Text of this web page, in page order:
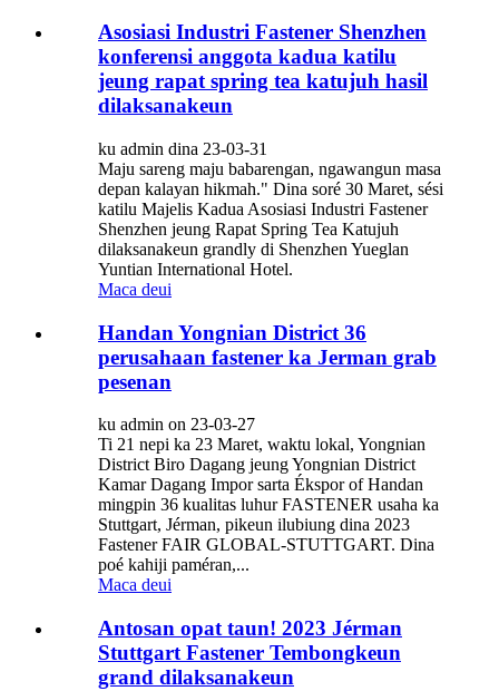
Asosiasi Industri Fastener Shenzhen
konferensi anggota kadua katilu
jeung rapat spring tea katujuh hasil
dilaksanakeun
ku admin dina 23-03-31
Maju sareng maju babarengan, ngawangun masa
depan kalayan hikmah." Dina soré 30 Maret, sési
katilu Majelis Kadua Asosiasi Industri Fastener
Shenzhen jeung Rapat Spring Tea Katujuh
dilaksanakeun grandly di Shenzhen Yueglan
Yuntian International Hotel.
Maca deui
Handan Yongnian District 36
perusahaan fastener ka Jerman grab
pesenan
ku admin on 23-03-27
Ti 21 nepi ka 23 Maret, waktu lokal, Yongnian
District Biro Dagang jeung Yongnian District
Kamar Dagang Impor sarta Ékspor of Handan
mingpin 36 kualitas luhur FASTENER usaha ka
Stuttgart, Jérman, pikeun ilubiung dina 2023
Fastener FAIR GLOBAL-STUTTGART. Dina
poé kahiji paméran,...
Maca deui
Antosan opat taun! 2023 Jérman
Stuttgart Fastener Tembongkeun
grand dilaksanakeun